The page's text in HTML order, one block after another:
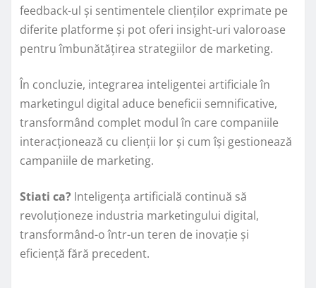
feedback-ul și sentimentele clienților exprimate pe
diferite platforme și pot oferi insight-uri valoroase
pentru îmbunătățirea strategiilor de marketing.
În concluzie, integrarea inteligentei artificiale în
marketingul digital aduce beneficii semnificative,
transformând complet modul în care companiile
interacționează cu clienții lor și cum își gestionează
campaniile de marketing.
Stiati ca? Inteligența artificială continuă să
revoluționeze industria marketingului digital,
transformând-o într-un teren de inovație și
eficiență fără precedent.